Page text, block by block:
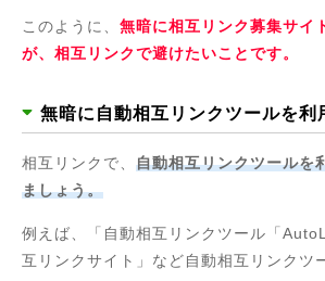
このように、 無暗に相互リンク募集サイ
が、相互リンクで避けたいことです。
無暗に自動相互リンクツールを利
相互リンクで、 自動相互リンクツールを
ましょう。
例えば、「自動相互リンクツール「
互リンクサイト」など自動相互リンクツ